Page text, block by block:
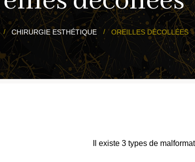
Cryolipolyse
Lasers CO2
Macrolane
Mésolift ou mésotherapie
CHIRURGIE ESTHÉTIQUE OREILLES DÉCOLLÉES
Il existe 3 types de